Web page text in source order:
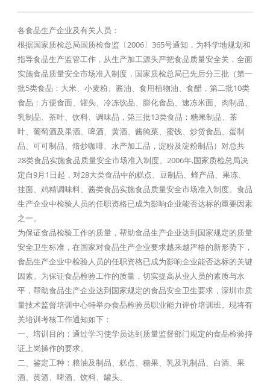
各食品生产企业及有关人员：
根据国家质检总局国质检食监〔2006〕365号通知，为科学地规划和
指导食品生产监管工作，从生产加工源头严把食品质量安全关，全面
实施食品质量安全市场准入制度，国家质检总局已先后分三批（第一
批5类食品：大米、小麦粉、酱油、食用植物油、食醋，第二批10类
食品：方便食面、罐头、冷冻饮品、膨化食品、速冻米面、肉制品、
乳制品、茶叶、饮料、调味品，第三批13类食品：糖果制品、茶
叶、葡萄酒及果酒、啤酒、黄酒、酱腌菜、蜜饯、炒货食品、蛋制
品、可可制品、焙炒咖啡、水产加工品，淀粉及淀粉制品）对总共
28类食品实施食品质量安全市场准入制度。2006年,国家质检总局决
定自9月1日起，对28大类食品中的糕点、豆制品、蜂产品、果冻、
挂面、鸡精调味料、酱类食品实施食品质量安全市场准入制度。食品
生产企业中检验人员的任职资格已成为影响企业能否达标的重要因素
之一。
为保证食品检验工作的质量，帮助食品生产企业达到国家规定的质量
安全卫生标准，在国家对食品生产企业要求越来越严格的新形势下，
食品生产企业中检验人员的任职资格已成为影响企业能否达标的关键
因素。为保证食品检验工作的质量，切实提高从业人员的素质与水
平，帮助食品生产企业达到国家规定的食品安全卫生要求，深圳市质
量技术监督培训中心特举办食品检验员职业能力评价培训班。现将有
关培训考核工作通知如下：
一、培训目的：通过学习使学员达到质量监督部门规定的食品检验持
证上岗操作的要求。
二、鉴定工种：粮油及制品、糕点、糖果、乳及乳制品、白酒、果
酒、黄酒、啤酒、饮料、罐头、